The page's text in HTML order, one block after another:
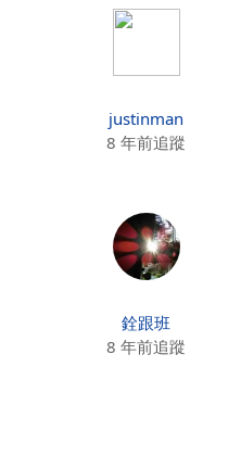
justinman
8 年前追蹤
銓跟班
8 年前追蹤